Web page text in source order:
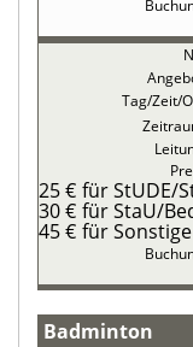
25 € für StUDE/
30 € für StaU/
45 € für
Badminton